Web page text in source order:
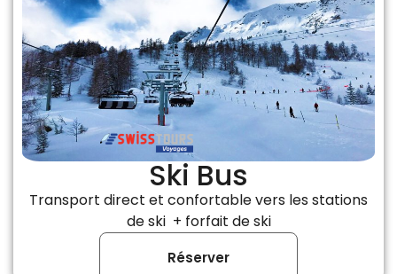
Ski Bus
Transport direct et confortable vers les stations
de ski + forfait de ski
Réserver